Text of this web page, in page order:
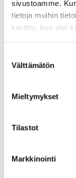
sivustoamme.
tietoja muihin
kerätty, kun olet
valinta
Välttämätön
Mieltymykset
Tilastot
Markkinointi